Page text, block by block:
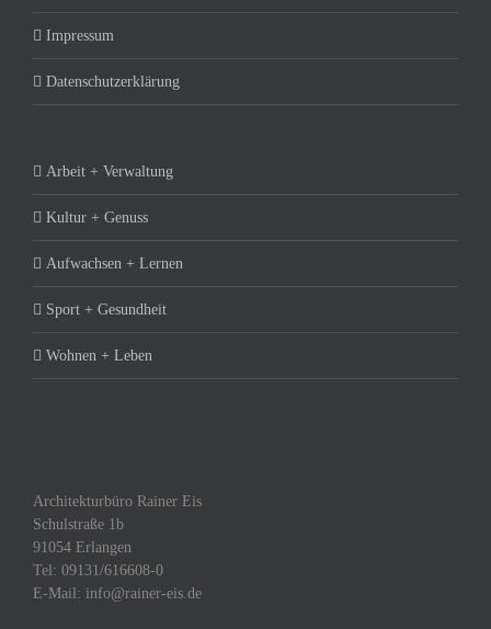
Impressum
Datenschutzerklärung
Arbeit + Verwaltung
Kultur + Genuss
Aufwachsen + Lernen
Sport + Gesundheit
Wohnen + Leben
Architekturbüro Rainer Eis
Schulstraße 1b
91054 Erlangen
Tel: 09131/616608-0
E-Mail: info@rainer-eis.de